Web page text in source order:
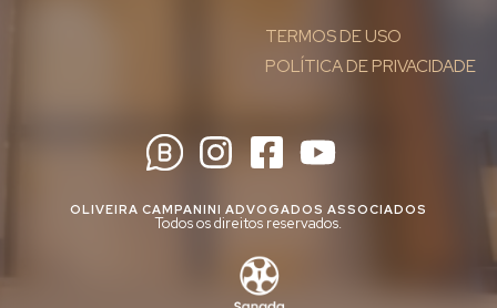
TERMOS DE USO
POLÍTICA DE PRIVACIDADE
OLIVEIRA CAMPANINI ADVOGADOS ASSOCIADOS
Todos os direitos reservados.